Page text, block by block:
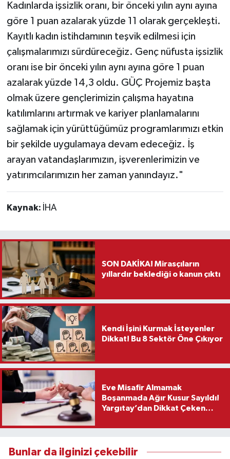
Kadınlarda işsizlik oranı, bir önceki yılın aynı ayına
göre 1 puan azalarak yüzde 11 olarak gerçekleşti.
Kayıtlı kadın istihdamının teşvik edilmesi için
çalışmalarımızı sürdüreceğiz. Genç nüfusta işsizlik
oranı ise bir önceki yılın aynı ayına göre 1 puan
azalarak yüzde 14,3 oldu. GÜÇ Projemiz başta
olmak üzere gençlerimizin çalışma hayatına
katılımlarını artırmak ve kariyer planlamalarını
sağlamak için yürüttüğümüz programlarımızı etkin
bir şekilde uygulamaya devam edeceğiz. İş
arayan vatandaşlarımızın, işverenlerimizin ve
yatırımcılarımızın her zaman yanındayız."
Kaynak: İHA
SON DAKİKA! Mirasçıların
yıllardır beklediği o kanun çıktı
Kendi İşini Kurmak İsteyenler
Dikkat! Bu 8 Sektör Öne Çıkıyor
Eve Misafir Almamak
Boşanmada Ağır Kusur Sayıldı!
Yargıtay’dan Dikkat Çeken
Bunlar da ilginizi çekebilir